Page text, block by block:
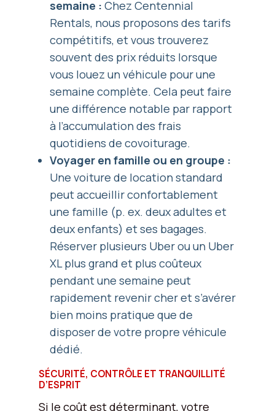
semaine : Chez Centennial
Rentals, nous proposons des tarifs
compétitifs, et vous trouverez
souvent des prix réduits lorsque
vous louez un véhicule pour une
semaine complète. Cela peut faire
une différence notable par rapport
à l’accumulation des frais
quotidiens de covoiturage.
Voyager en famille ou en groupe :
Une voiture de location standard
peut accueillir confortablement
une famille (p. ex. deux adultes et
deux enfants) et ses bagages.
Réserver plusieurs Uber ou un Uber
XL plus grand et plus coûteux
pendant une semaine peut
rapidement revenir cher et s’avérer
bien moins pratique que de
disposer de votre propre véhicule
dédié.
SÉCURITÉ, CONTRÔLE ET TRANQUILLITÉ
D’ESPRIT
Si le coût est déterminant, votre